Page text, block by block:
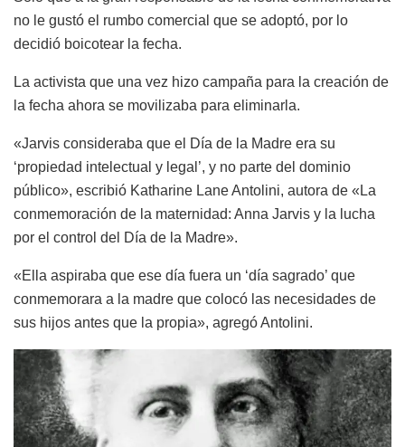
no le gustó el rumbo comercial que se adoptó, por lo
decidió boicotear la fecha.
La activista que una vez hizo campaña para la creación de
la fecha ahora se movilizaba para eliminarla.
«Jarvis consideraba que el Día de la Madre era su
‘propiedad intelectual y legal’, y no parte del dominio
público», escribió Katharine Lane Antolini, autora de «La
conmemoración de la maternidad: Anna Jarvis y la lucha
por el control del Día de la Madre».
«Ella aspiraba que ese día fuera un ‘día sagrado’ que
conmemorara a la madre que colocó las necesidades de
sus hijos antes que la propia», agregó Antolini.